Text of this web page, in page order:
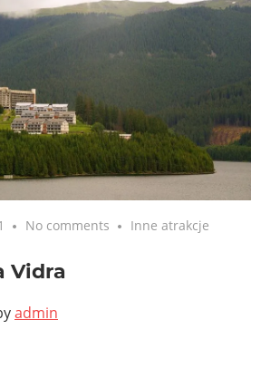
No comments
Inne atrakcje
Vidra
admin